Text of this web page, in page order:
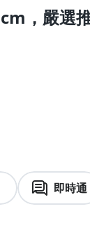
，嚴選
即時通